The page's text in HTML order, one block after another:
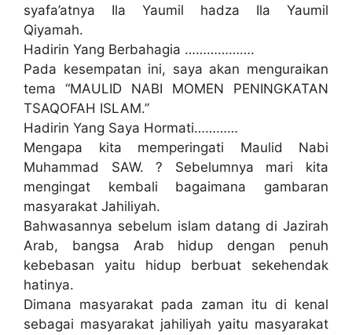
syafa’atnya Ila Yaumil hadza Ila Yaumil
Qiyamah.
Hadirin Yang Berbahagia ……………….
Pada kesempatan ini, saya akan menguraikan
tema “MAULID NABI MOMEN PENINGKATAN
TSAQOFAH ISLAM.”
Hadirin Yang Saya Hormati…………
Mengapa kita memperingati Maulid Nabi
Muhammad SAW. ? Sebelumnya mari kita
mengingat kembali bagaimana gambaran
masyarakat Jahiliyah.
Bahwasannya sebelum islam datang di Jazirah
Arab, bangsa Arab hidup dengan penuh
kebebasan yaitu hidup berbuat sekehendak
hatinya.
Dimana masyarakat pada zaman itu di kenal
sebagai masyarakat jahiliyah yaitu masyarakat